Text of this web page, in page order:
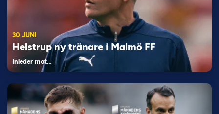
30 JUNI
Helstrup ny tränare i Malmö FF
Inleder mot…